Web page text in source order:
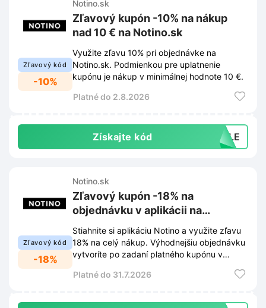
Zľavový kód
-10%
Notino.sk
Zľavový kupón -10% na nákup
nad 10 € na Notino.sk
Využite zľavu 10% pri objednávke na
Notino.sk. Podmienkou pre uplatnenie
kupónu je nákup v minimálnej hodnote 10 €.
Platné do 2.8.2026
Získajte kód SALE
Zľavový kód
-18%
Notino.sk
Zľavový kupón -18% na
objednávku v aplikácii na
Notino.sk
Stiahnite si aplikáciu Notino a využite zľavu
18% na celý nákup. Výhodnejšiu objednávku
vytvoríte po zadaní platného kupónu v
Platné do 31.7.2026